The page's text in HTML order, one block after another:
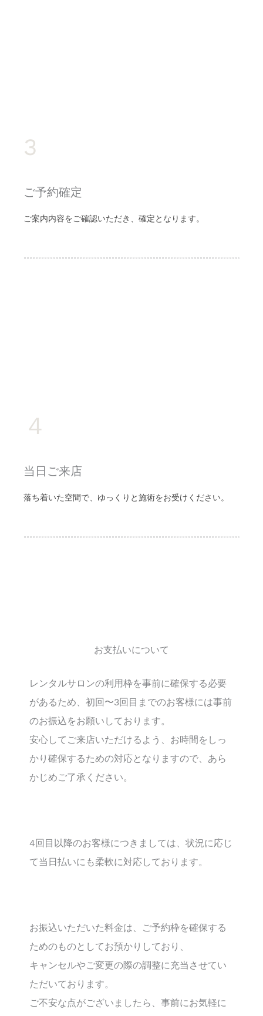
3
ご予約確定
ご案内内容をご確認いただき、確定となります。
４
当日ご来店
落ち着いた空間で、ゆっくりと施術をお受けください。
お支払いについて
レンタルサロンの利用枠を事前に確保する必要
があるため、初回〜3回目までのお客様には事前
のお振込をお願いしております。
安心してご来店いただけるよう、お時間をしっ
かり確保するための対応となりますので、あら
かじめご了承ください。
4回目以降のお客様につきましては、状況に応じ
て当日払いにも柔軟に対応しております。
お振込いただいた料金は、ご予約枠を確保する
ためのものとしてお預かりしており、
キャンセルやご変更の際の調整に充当させてい
ただいております。
ご不安な点がございましたら、事前にお気軽に